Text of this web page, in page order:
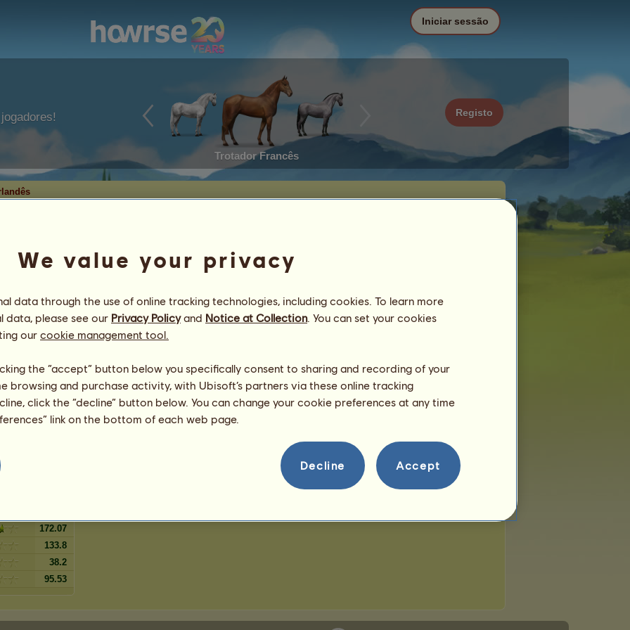
Trotador Francês
Registo
Iniciar sessão
3%
2%
2%
2%
crinalvo 1 %
1%
1%
172.07
133.8
38.2
95.53
We value your privacy
data through the use of online tracking technologies, including cookies. To learn more
data, please see our Privacy Policyand Notice at Collection. You can set your cookies
our cookie management tool.
the “accept” button below you specifically consent to sharing and recording of your
browsing and purchase activity, with Ubisoft’s partners via these online tracking
click the “decline” button below. You can change your cookie preferences at any time
link on the bottom of each web page.
Decline Accept